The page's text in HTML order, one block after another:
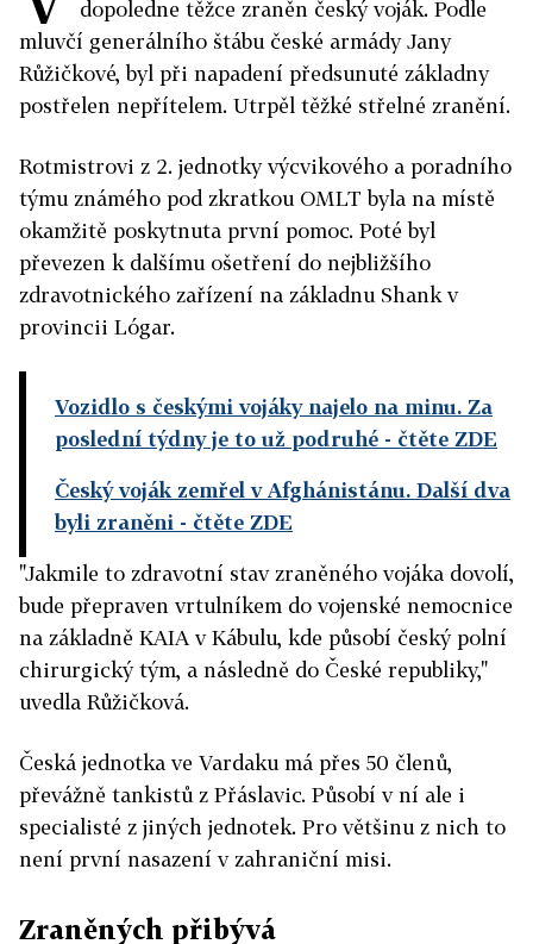
dopoledne těžce zraněn český voják. Podle
mluvčí generálního štábu české armády Jany
Růžičkové, byl při napadení předsunuté základny
postřelen nepřítelem. Utrpěl těžké střelné zranění.
Rotmistrovi z 2. jednotky výcvikového a poradního
týmu známého pod zkratkou OMLT byla na místě
okamžitě poskytnuta první pomoc. Poté byl
převezen k dalšímu ošetření do nejbližšího
zdravotnického zařízení na základnu Shank v
provincii Lógar.
Vozidlo s českými vojáky najelo na minu. Za
poslední týdny je to už podruhé - čtěte ZDE
Český voják zemřel v Afghánistánu. Další dva
byli zraněni - čtěte ZDE
"Jakmile to zdravotní stav zraněného vojáka dovolí,
bude přepraven vrtulníkem do vojenské nemocnice
na základně KAIA v Kábulu, kde působí český polní
chirurgický tým, a následně do České republiky,"
uvedla Růžičková.
Česká jednotka ve Vardaku má přes 50 členů,
převážně tankistů z Přáslavic. Působí v ní ale i
specialisté z jiných jednotek. Pro většinu z nich to
není první nasazení v zahraniční misi.
Zraněných přibývá